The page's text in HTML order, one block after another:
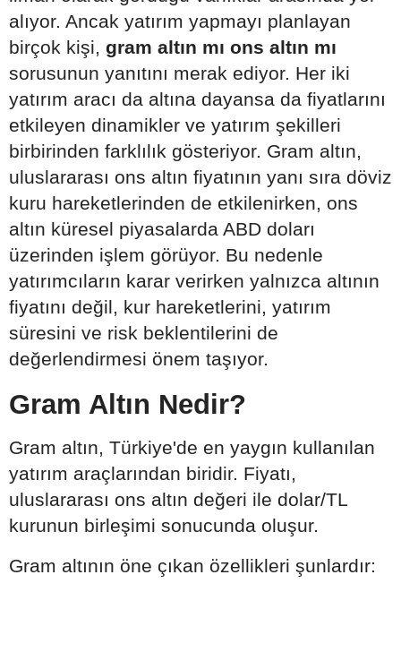
alıyor. Ancak yatırım yapmayı planlayan
birçok kişi, gram altın mı ons altın mı
sorusunun yanıtını merak ediyor. Her iki
yatırım aracı da altına dayansa da fiyatlarını
etkileyen dinamikler ve yatırım şekilleri
birbirinden farklılık gösteriyor. Gram altın,
uluslararası ons altın fiyatının yanı sıra döviz
kuru hareketlerinden de etkilenirken, ons
altın küresel piyasalarda ABD doları
üzerinden işlem görüyor. Bu nedenle
yatırımcıların karar verirken yalnızca altının
fiyatını değil, kur hareketlerini, yatırım
süresini ve risk beklentilerini de
değerlendirmesi önem taşıyor.
Gram Altın Nedir?
Gram altın, Türkiye'de en yaygın kullanılan
yatırım araçlarından biridir. Fiyatı,
uluslararası ons altın değeri ile dolar/TL
kurunun birleşimi sonucunda oluşur.
Gram altının öne çıkan özellikleri şunlardır: